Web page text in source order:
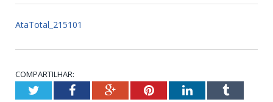
AtaTotal_215101
COMPARTILHAR:
TwitterFacebookGoogle+PinterestLinkedInTumblr